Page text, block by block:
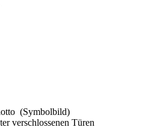
(Symbolbild)
verschlossenen Türen